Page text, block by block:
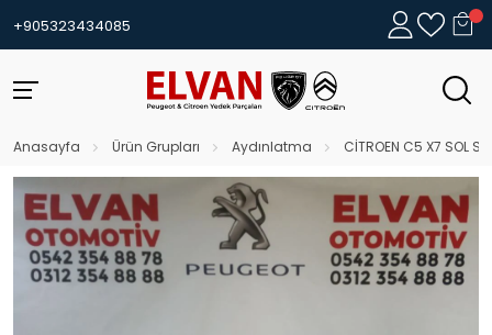
+905323434085
Anasayfa Ürün Grupları Aydınlatma CİTROEN C5 X7 SOL